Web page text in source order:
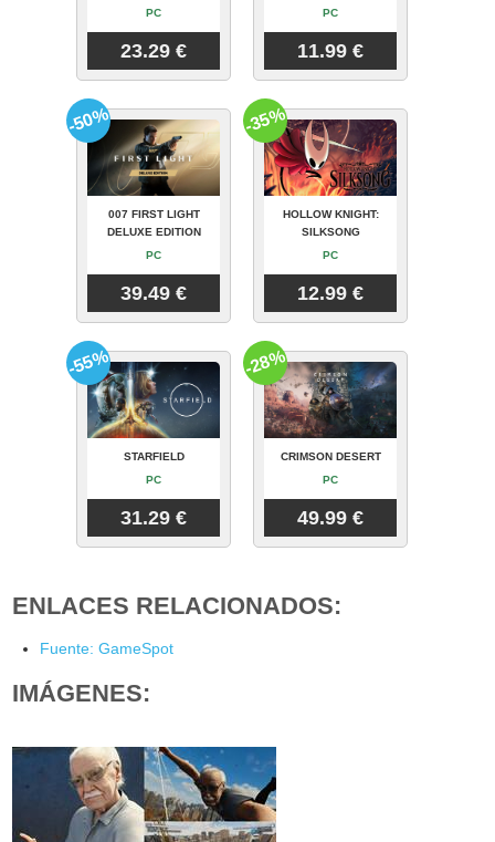
PC
23.29 €
PC
11.99 €
007 FIRST LIGHT
DELUXE EDITION
PC
39.49 €
-50%
HOLLOW KNIGHT:
SILKSONG
PC
12.99 €
-35%
STARFIELD
PC
31.29 €
-55%
CRIMSON DESERT
PC
49.99 €
-28%
ENLACES RELACIONADOS:
Fuente: GameSpot
IMÁGENES: